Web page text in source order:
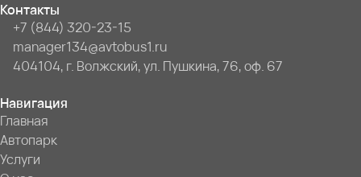
Контакты
+7 (844) 320-23-15
manager134@avtobus1.ru
404104, г. Волжский, ул. Пушкина, 76, оф. 67
Навигация
Главная
Автопарк
Услуги